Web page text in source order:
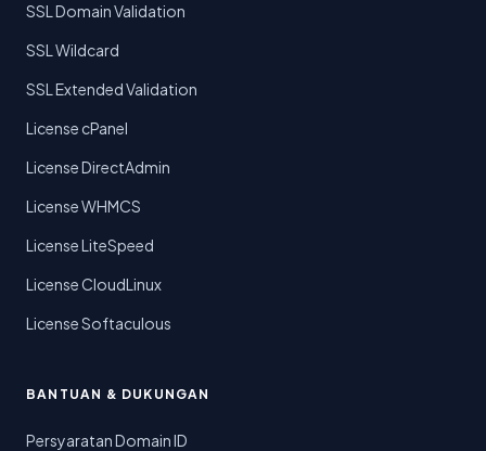
SSL Domain Validation
SSL Wildcard
SSL Extended Validation
License cPanel
License DirectAdmin
License WHMCS
License LiteSpeed
License CloudLinux
License Softaculous
BANTUAN & DUKUNGAN
Persyaratan Domain ID